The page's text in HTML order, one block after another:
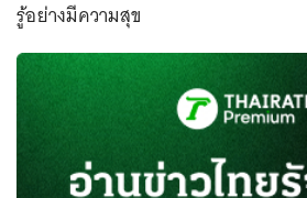
รู้อย่างมีความสุข